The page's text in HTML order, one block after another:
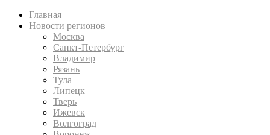
Главная
Новости регионов
Москва
Санкт-Петербург
Владимир
Рязань
Тула
Липецк
Тверь
Ижевск
Волгоград